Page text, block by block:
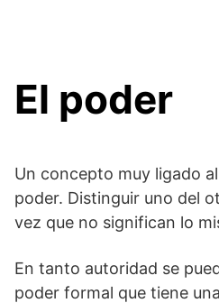
El poder
Un concepto muy ligado
poder. Distinguir uno del
vez que no significan lo
En tanto autoridad se
poder formal que tiene